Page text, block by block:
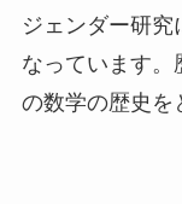
ジェンダー研究
なっています。
の数学の歴史を